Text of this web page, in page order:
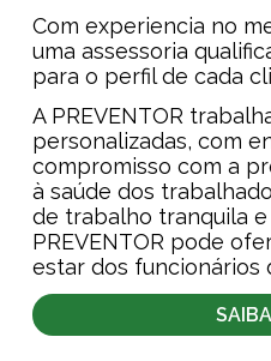
Com experiencia no
uma assessoria
para o perfil de cada
A PREVENTOR
personalizadas, com
compromisso com a
à saúde dos
de trabalho tranquila e
PREVENTOR pode
estar dos funcionários